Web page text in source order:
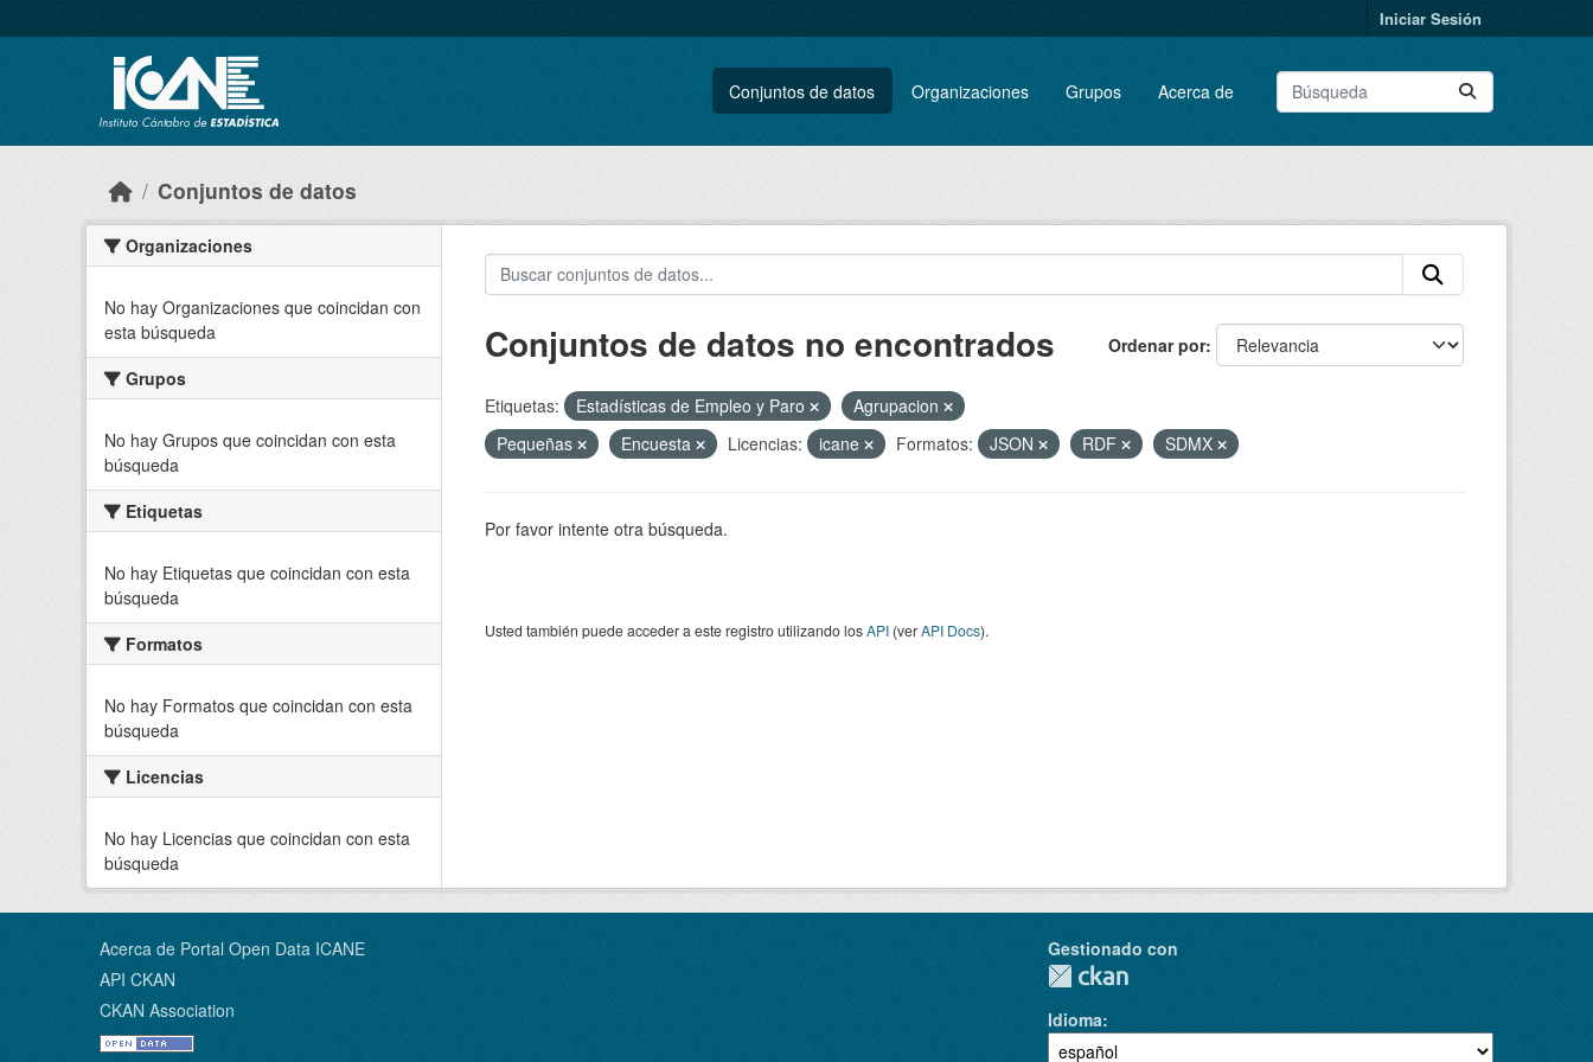
Iniciar Sesión
Conjuntos de datos Organizaciones Grupos Acerca de
Conjuntos de datos
Organizaciones
No hay Organizaciones que coincidan con
esta búsqueda
Grupos
No hay Grupos que coincidan con esta
búsqueda
Etiquetas
No hay Etiquetas que coincidan con esta
búsqueda
Formatos
No hay Formatos que coincidan con esta
búsqueda
Licencias
No hay Licencias que coincidan con esta
búsqueda
Ordenar por
Conjuntos de datos no encontrados
Etiquetas: Estadísticas de Empleo y Paro
Agrupacion
Pequeñas
Encuesta Licencias: icane Formatos: JSON RDF SDMX
Por favor intente otra búsqueda.
Usted también puede acceder a este registro utilizando losAPI(verAPI Docs).
Acerca de Portal Open Data ICANE
API CKAN
CKAN Association
Gestionado con
Idioma